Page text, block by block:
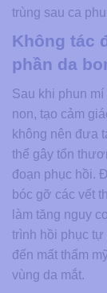
trùng sau ca
Không tác
phần da
Sau khi phun
non, tạo cảm
không nên đưa
thể gây tổn
đoạn phục hồi.
bóc gỡ các vết
làm tăng nguy
trình hồi phục tự
đến mất thẩm
vùng da mắt.